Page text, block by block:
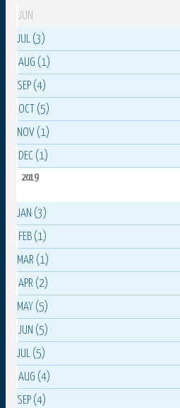
JUN
JUL (3)
AUG (1)
SEP (4)
OCT (5)
NOV (1)
DEC (1)
2019
JAN (3)
FEB (1)
MAR (1)
APR (2)
MAY (5)
JUN (5)
JUL (5)
AUG (4)
SEP (4)